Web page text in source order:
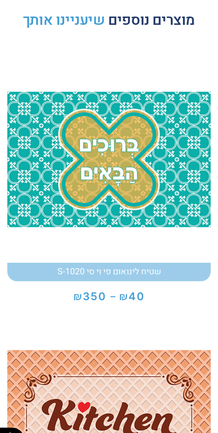
מוצרים נוספים שיעניינו אותך
שטיח לינואום פי וי סי S-1020
₪40
–
₪350
טווח